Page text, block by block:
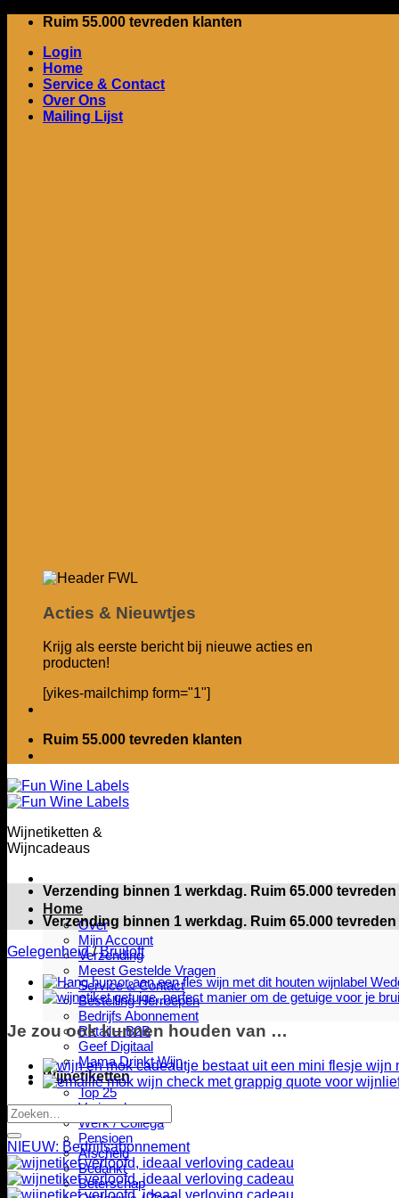
inhoud
Ruim 55.000 tevreden klanten
Login
Home
Service & Contact
Over Ons
Mailing Lijst
Acties & Nieuwtjes
Krijg als eerste bericht bij nieuwe acties en
producten!
[yikes-mailchimp form="1"]
Ruim 55.000 tevreden klanten
Wijnetiketten &
Wijncadeaus
Home
Over
Mijn Account
Verzending
Meest Gestelde Vragen
Service & Contact
Bestelling Herroepen
Bedrijfs Abonnement
Retail – B2B
Geef Digitaal
Mama Drinkt Wijn
Wijnetiketten
Top 25
Verjaardag
Werk / Collega
Pensioen
Afscheid
Bedankt
Beterschap
Verzending binnen 1 werkdag. Ruim 65.000
Verzending binnen 1 werkdag. Ruim 65.000
Gelegenheid / Bruiloft
Je zou ook kunnen houden van …
Zoeken
naar:
NIEUW: Bedrijfsabonnement